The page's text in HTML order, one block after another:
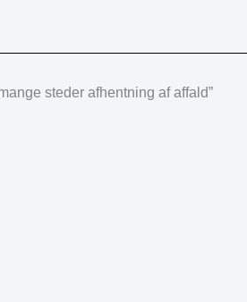
steder afhentning af affald”